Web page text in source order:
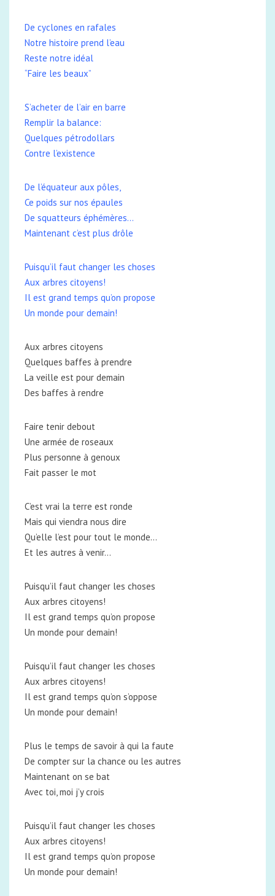
De cyclones en rafales
Notre histoire prend l’eau
Reste notre idéal
“Faire les beaux”
S’acheter de l’air en barre
Remplir la balance:
Quelques pétrodollars
Contre l’existence
De l’équateur aux pôles,
Ce poids sur nos épaules
De squatteurs éphémères…
Maintenant c’est plus drôle
Puisqu’il faut changer les choses
Aux arbres citoyens!
Il est grand temps qu’on propose
Un monde pour demain!
Aux arbres citoyens
Quelques baffes à prendre
La veille est pour demain
Des baffes à rendre
Faire tenir debout
Une armée de roseaux
Plus personne à genoux
Fait passer le mot
C’est vrai la terre est ronde
Mais qui viendra nous dire
Qu’elle l’est pour tout le monde…
Et les autres à venir…
Puisqu’il faut changer les choses
Aux arbres citoyens!
Il est grand temps qu’on propose
Un monde pour demain!
Puisqu’il faut changer les choses
Aux arbres citoyens!
Il est grand temps qu’on s’oppose
Un monde pour demain!
Plus le temps de savoir à qui la faute
De compter sur la chance ou les autres
Maintenant on se bat
Avec toi, moi j’y crois
Puisqu’il faut changer les choses
Aux arbres citoyens!
Il est grand temps qu’on propose
Un monde pour demain!